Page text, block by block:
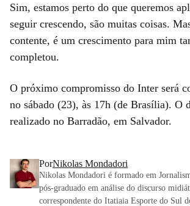
Sim, estamos perto do que queremos
seguir crescendo, são muitas coisas.
contente, é um crescimento para mim
completou.
O próximo compromisso do Inter será
no sábado (23), às 17h (de Brasília). O
realizado no Barradão, em Salvador.
PorNikolas Mondadori
Nikolas Mondadori é formado em
pós-graduado em análise do discurso
correspondente do Itatiaia Esporte do Sul